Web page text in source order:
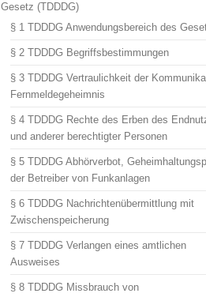
Gesetz (TDDDG)
§ 1 TDDDG Anwendungsbereich des
§ 2 TDDDG Begriffsbestimmungen
§ 3 TDDDG Vertraulichkeit der
Fernmeldegeheimnis
§ 4 TDDDG Rechte des Erben des
und anderer berechtigter Personen
§ 5 TDDDG Abhörverbot,
der Betreiber von Funkanlagen
§ 6 TDDDG Nachrichtenübermittlung mit
Zwischenspeicherung
§ 7 TDDDG Verlangen eines amtlichen
Ausweises
§ 8 TDDDG Missbrauch von